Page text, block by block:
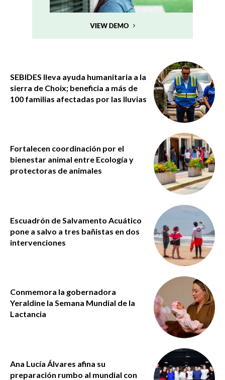
SEBIDES lleva ayuda humanitaria a la
sierra de Choix; beneficia a más de
100 familias afectadas por las lluvias
Fortalecen coordinación por el
bienestar animal entre Ecología y
protectoras de animales
Escuadrón de Salvamento Acuático
pone a salvo a tres bañistas en dos
intervenciones
Conmemora la gobernadora
Yeraldine la Semana Mundial de la
Lactancia
Ana Lucía Álvares afina su
preparación rumbo al mundial con